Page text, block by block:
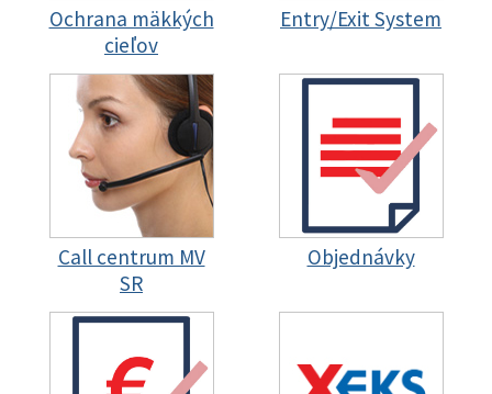
Ochrana mäkkých
cieľov
Entry/Exit System
Call centrum MV
SR
Objednávky